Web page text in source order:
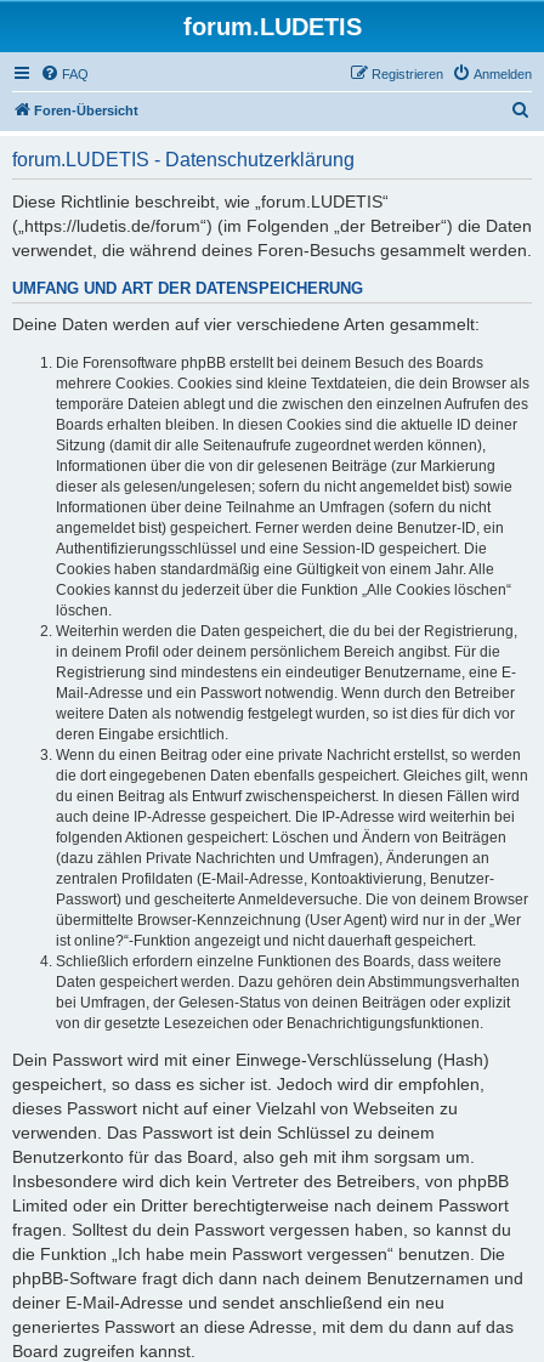
forum.LUDETIS
FAQ Anmelden
Registrieren
Foren-Übersicht
forum.LUDETIS - Datenschutzerklärung
Diese Richtlinie beschreibt, wie „forum.LUDETIS“
(„https://ludetis.de/forum“) (im Folgenden „der Betreiber“) die Daten
verwendet, die während deines Foren-Besuchs gesammelt werden.
UMFANG UND ART DER DATENSPEICHERUNG
Deine Daten werden auf vier verschiedene Arten gesammelt:
Die Forensoftware phpBB erstellt bei deinem Besuch des Boards
mehrere Cookies. Cookies sind kleine Textdateien, die dein Browser als
temporäre Dateien ablegt und die zwischen den einzelnen Aufrufen des
Boards erhalten bleiben. In diesen Cookies sind die aktuelle ID deiner
Sitzung (damit dir alle Seitenaufrufe zugeordnet werden können),
Informationen über die von dir gelesenen Beiträge (zur Markierung
dieser als gelesen/ungelesen; sofern du nicht angemeldet bist) sowie
Informationen über deine Teilnahme an Umfragen (sofern du nicht
angemeldet bist) gespeichert. Ferner werden deine Benutzer-ID, ein
Authentifizierungsschlüssel und eine Session-ID gespeichert. Die
Cookies haben standardmäßig eine Gültigkeit von einem Jahr. Alle
Cookies kannst du jederzeit über die Funktion „Alle Cookies löschen“
löschen.
Weiterhin werden die Daten gespeichert, die du bei der Registrierung,
in deinem Profil oder deinem persönlichem Bereich angibst. Für die
Registrierung sind mindestens ein eindeutiger Benutzername, eine E-
Mail-Adresse und ein Passwort notwendig. Wenn durch den Betreiber
weitere Daten als notwendig festgelegt wurden, so ist dies für dich vor
deren Eingabe ersichtlich.
Wenn du einen Beitrag oder eine private Nachricht erstellst, so werden
die dort eingegebenen Daten ebenfalls gespeichert. Gleiches gilt, wenn
du einen Beitrag als Entwurf zwischenspeicherst. In diesen Fällen wird
auch deine IP-Adresse gespeichert. Die IP-Adresse wird weiterhin bei
folgenden Aktionen gespeichert: Löschen und Ändern von Beiträgen
(dazu zählen Private Nachrichten und Umfragen), Änderungen an
zentralen Profildaten (E-Mail-Adresse, Kontoaktivierung, Benutzer-
Passwort) und gescheiterte Anmeldeversuche. Die von deinem Browser
übermittelte Browser-Kennzeichnung (User Agent) wird nur in der „Wer
ist online?“-Funktion angezeigt und nicht dauerhaft gespeichert.
Schließlich erfordern einzelne Funktionen des Boards, dass weitere
Daten gespeichert werden. Dazu gehören dein Abstimmungsverhalten
bei Umfragen, der Gelesen-Status von deinen Beiträgen oder explizit
von dir gesetzte Lesezeichen oder Benachrichtigungsfunktionen.
Dein Passwort wird mit einer Einwege-Verschlüsselung (Hash)
gespeichert, so dass es sicher ist. Jedoch wird dir empfohlen,
dieses Passwort nicht auf einer Vielzahl von Webseiten zu
verwenden. Das Passwort ist dein Schlüssel zu deinem
Benutzerkonto für das Board, also geh mit ihm sorgsam um.
Insbesondere wird dich kein Vertreter des Betreibers, von phpBB
Limited oder ein Dritter berechtigterweise nach deinem Passwort
fragen. Solltest du dein Passwort vergessen haben, so kannst du
die Funktion „Ich habe mein Passwort vergessen“ benutzen. Die
phpBB-Software fragt dich dann nach deinem Benutzernamen und
deiner E-Mail-Adresse und sendet anschließend ein neu
generiertes Passwort an diese Adresse, mit dem du dann auf das
Board zugreifen kannst.